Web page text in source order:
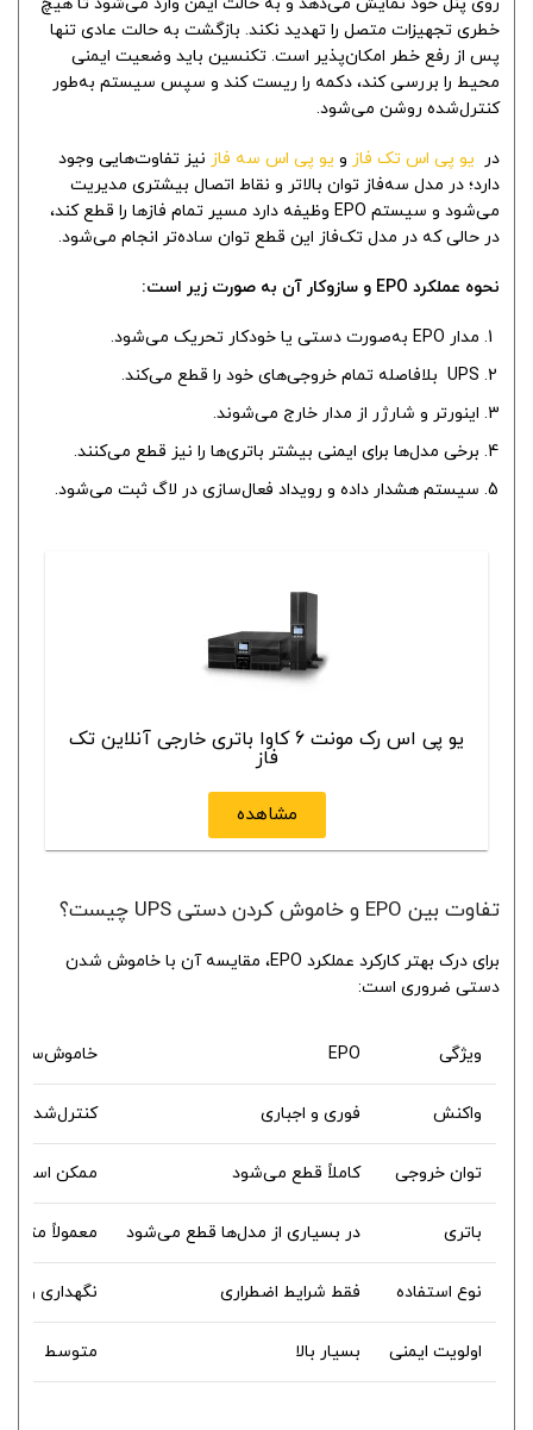
روی پنل خود نمایش می‌دهد و به حالت ایمن وارد می‌شود تا هیچ
خطری تجهیزات متصل را تهدید نکند. بازگشت به حالت عادی تنها
پس از رفع خطر امکان‌پذیر است. تکنسین باید وضعیت ایمنی
محیط را بررسی کند، دکمه را ریست کند و سپس سیستم به‌طور
کنترل‌شده روشن می‌شود.
در یو پی اس تک فاز و یو پی اس سه فاز نیز تفاوت‌هایی وجود
دارد؛ در مدل سه‌فاز توان بالاتر و نقاط اتصال بیشتری مدیریت
می‌شود و سیستم EPO وظیفه دارد مسیر تمام فازها را قطع کند،
در حالی که در مدل تک‌فاز این قطع توان ساده‌تر انجام می‌شود.
نحوه عملکرد EPO و سازوکار آن به صورت زیر است:
مدار EPO به‌صورت دستی یا خودکار تحریک می‌شود.
UPS بلافاصله تمام خروجی‌های خود را قطع می‌کند.
اینورتر و شارژر از مدار خارج می‌شوند.
برخی مدل‌ها برای ایمنی بیشتر باتری‌ها را نیز قطع می‌کنند.
سیستم هشدار داده و رویداد فعال‌سازی در لاگ ثبت می‌شود.
یو پی اس رک مونت 6 کاوا باتری خارجی آنلاین تک
فاز
مشاهده
تفاوت بین EPO و خاموش کردن دستی UPS چیست؟
برای درک بهتر کارکرد عملکرد EPO، مقایسه آن با خاموش شدن
دستی ضروری است:
ویژگی EPO خاموش‌سازی
واکنش فوری و اجباری کنترل‌شده
توان خروجی کاملاً قطع می‌شود ممکن است UPS روشن بماند
باتری در بسیاری از مدل‌ها قطع می‌شود معمولاً
نوع استفاده فقط شرایط اضطراری نگهداری و
اولویت ایمنی بسیار بالا متوسط